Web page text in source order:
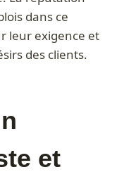
dans ce
leur exigence et
des clients.
et